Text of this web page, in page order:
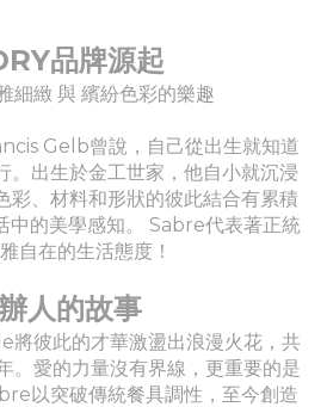
品牌源起
細緻 與 繽紛色彩的樂趣
Gelb曾說，自己從出生就知道
。出生於金工世家，他自小就沉浸
彩、材料和形狀的彼此結合有累積
中的美學感知。 Sabre代表著正統
自在的生活態度！
人的故事
將彼此的才華激盪出浪漫火花，共
。愛的力量沒有界線，更重要的是
以突破傳統餐具調性，至今創造